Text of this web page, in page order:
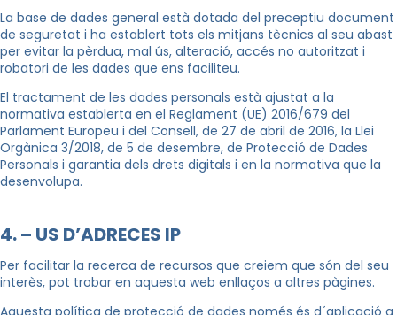
La base de dades general està dotada del preceptiu document
de seguretat i ha establert tots els mitjans tècnics al seu abast
per evitar la pèrdua, mal ús, alteració, accés no autoritzat i
robatori de les dades que ens faciliteu.
El tractament de les dades personals està ajustat a la
normativa establerta en el Reglament (UE) 2016/679 del
Parlament Europeu i del Consell, de 27 de abril de 2016, la Llei
Orgànica 3/2018, de 5 de desembre, de Protecció de Dades
Personals i garantia dels drets digitals i en la normativa que la
desenvolupa.
4. – US D’ADRECES IP
Per facilitar la recerca de recursos que creiem que són del seu
interès, pot trobar en aquesta web enllaços a altres pàgines.
Aquesta política de protecció de dades només és d´aplicació a